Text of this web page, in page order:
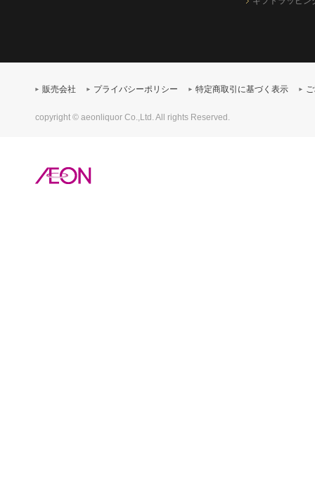
販売会社 プライバシーポリシー 特定商取引に基づく表示
copyright © aeonliquor Co.,Ltd. All rights Reserved.